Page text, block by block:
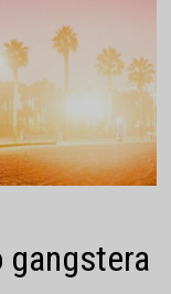
gangstera